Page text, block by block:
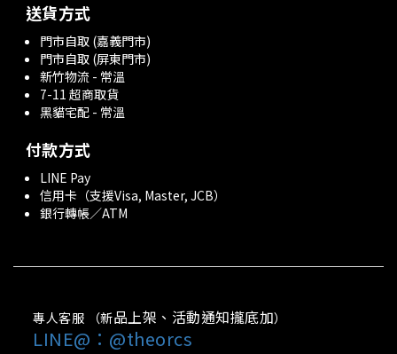
送貨方式
門市自取 (嘉義門市)
門市自取 (屏東門市)
新竹物流 - 常溫
7-11 超商取貨
黑貓宅配 - 常溫
付款方式
LINE Pay
信用卡（支援Visa, Master, JCB）
銀行轉帳／ATM
專人客服 （新品上架、活動通知攏底加）
LINE@：@theorcs